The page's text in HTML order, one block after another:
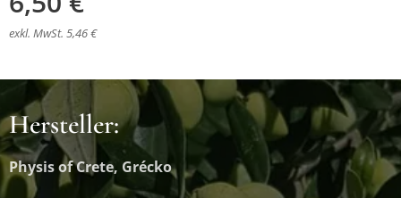
exkl. MwSt. 5,46 €
Hersteller:
Physis of Crete, Grécko